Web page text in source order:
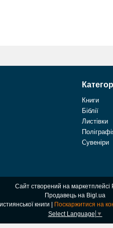
Книги
Біблії
Листівки
Сувеніри
Сайт створений на маркетплейсі
Продавець на Bigl.ua
Поскаржитися на
Select Language ▼